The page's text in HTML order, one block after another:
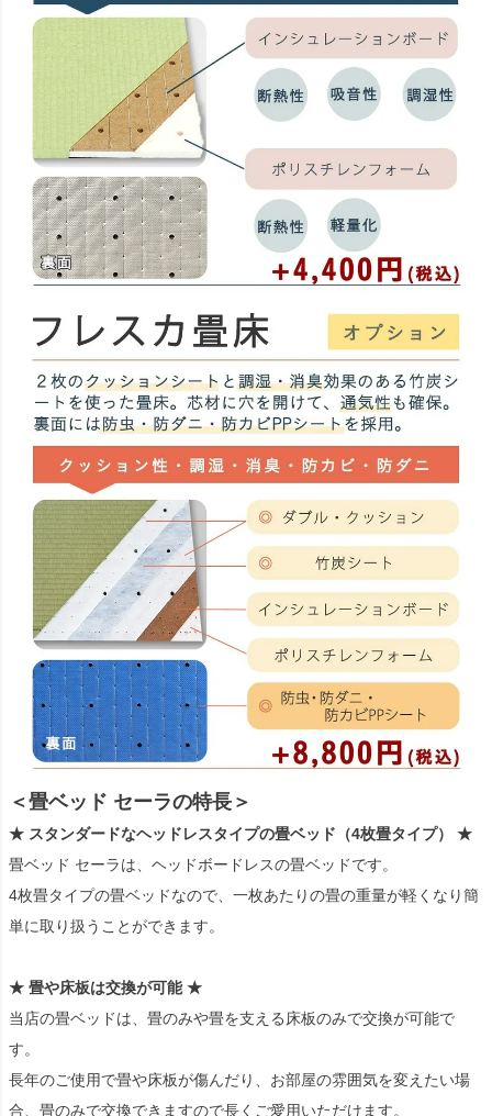
＜畳ベッド セーラの特長＞
★ スタンダードなヘッドレスタイプの畳ベッド（4枚畳タイプ） ★
畳ベッド セーラは、ヘッドボードレスの畳ベッドです。
4枚畳タイプの畳ベッドなので、一枚あたりの畳の重量が軽くなり簡
単に取り扱うことができます。
★ 畳や床板は交換が可能 ★
当店の畳ベッドは、畳のみや畳を支える床板のみで交換が可能で
す。
長年のご使用で畳や床板が傷んだり、お部屋の雰囲気を変えたい場
合、畳のみで交換できますので長くご愛用いただけます。